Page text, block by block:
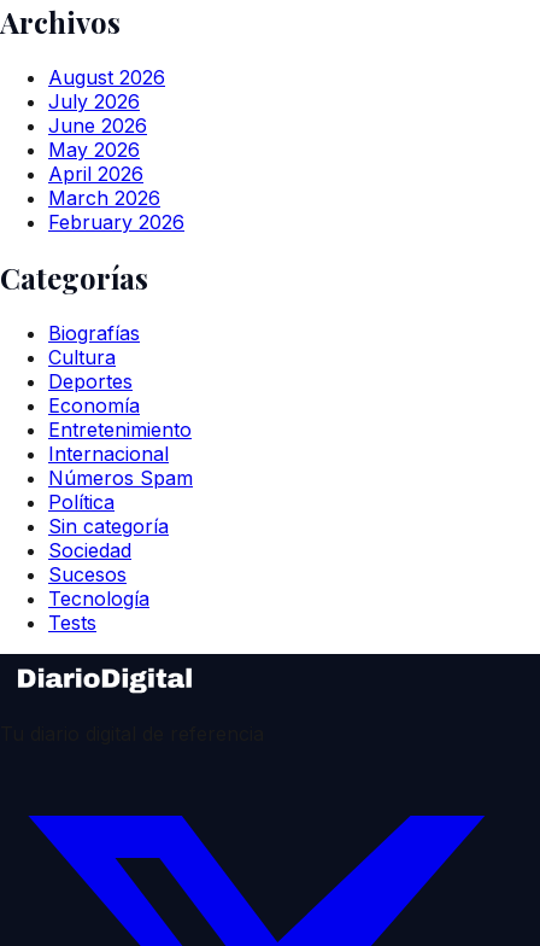
Archivos
August 2026
July 2026
June 2026
May 2026
April 2026
March 2026
February 2026
Categorías
Biografías
Cultura
Deportes
Economía
Entretenimiento
Internacional
Números Spam
Política
Sin categoría
Sociedad
Sucesos
Tecnología
Tests